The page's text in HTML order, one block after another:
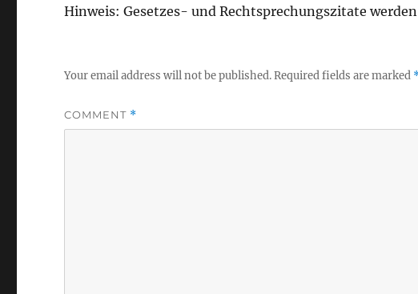
Hinweis: Gesetzes- und Rechtsprechungszitate
Your email address will not be published.Required fields are marked
COMMENT *